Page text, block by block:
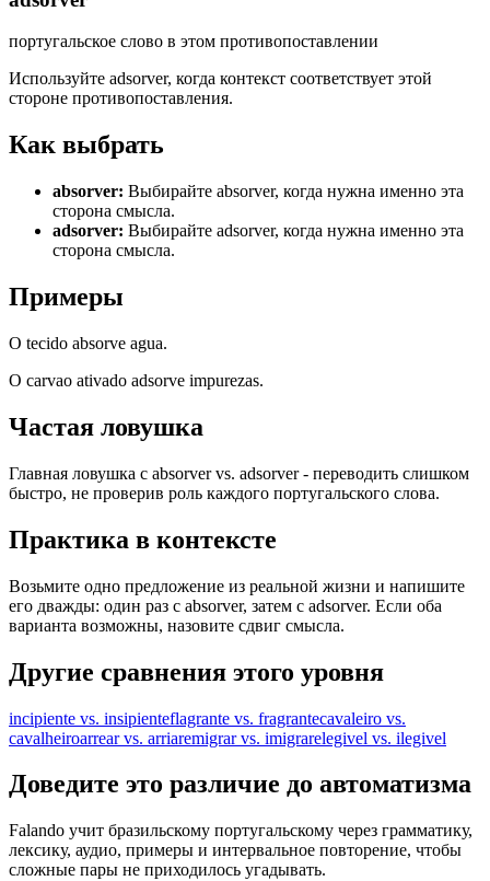
португальское слово в этом противопоставлении
Используйте adsorver, когда контекст соответствует этой
стороне противопоставления.
Как выбрать
absorver: Выбирайте absorver, когда нужна именно эта
сторона смысла.
adsorver: Выбирайте adsorver, когда нужна именно эта
сторона смысла.
Примеры
O tecido absorve agua.
O carvao ativado adsorve impurezas.
Частая ловушка
Главная ловушка с absorver vs. adsorver - переводить слишком
быстро, не проверив роль каждого португальского слова.
Практика в контексте
Возьмите одно предложение из реальной жизни и напишите
его дважды: один раз с absorver, затем с adsorver. Если оба
варианта возможны, назовите сдвиг смысла.
Другие сравнения этого уровня
incipiente vs. insipienteflagrante vs. fragrantecavaleiro vs.
cavalheiroarrear vs. arriaremigrar vs. imigrarelegivel vs. ilegivel
Доведите это различие до автоматизма
Falando учит бразильскому португальскому через грамматику,
лексику, аудио, примеры и интервальное повторение, чтобы
сложные пары не приходилось угадывать.